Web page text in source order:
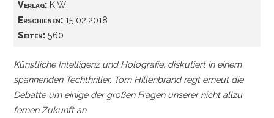
Verlag:KiWi
Erschienen:15.02.2018
Seiten:560
Künstliche Intelligenz und Holografie, diskutiert in einem
spannenden Techthriller. Tom Hillenbrand regt erneut die
Debatte um einige der großen Fragen unserer nicht allzu
fernen Zukunft an.